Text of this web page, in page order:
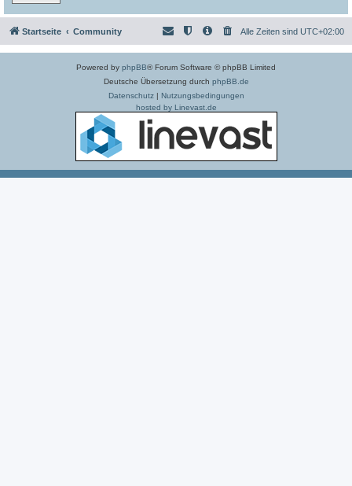
Startseite Community Alle Zeiten sind UTC+02:00
Powered by phpBB® Forum Software © phpBB Limited
Deutsche Übersetzung durch phpBB.de
Datenschutz| Nutzungsbedingungen
hosted by Linevast.de